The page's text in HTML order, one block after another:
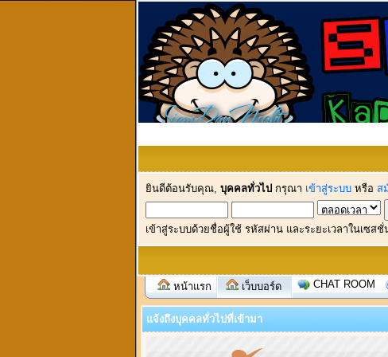
ยินดีต้อนรับคุณ, บุคคลทั่วไป กรุณา เข้าสู่ระบบ หรือ ส
เข้าสู่ระบบด้วยชื่อผู้ใช้ รหัสผ่าน และระยะเวลาในเซสชั่
หน้าแรก เว็บบอร์ด CHAT ROOM
แจ้งถึงบุคคลทั่วไปที่เข้ามา